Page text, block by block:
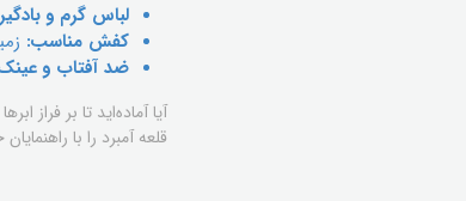
لباس گرم و
کفش مناسب:
ضد آفتاب و
آیا آماده‌اید تا بر فراز
قلعه آمبرد را با